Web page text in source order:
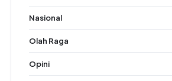
Nasional
Olah Raga
Opini